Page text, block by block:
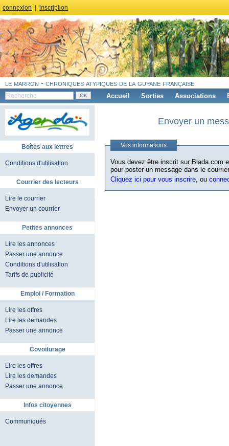
connexion inscription
le marron - chroniques atypiques de la guyane française
Accueil Sorties Associations
Boîtes aux lettres
Conditions d'utilisation
Courrier des lecteurs
Lire le courrier
Envoyer un courrier
Petites annonces
Lire les annonces
Passer une annonce
Conditions d'utilisation
Tarifs de publicité
Emploi / Formation
Lire les offres
Lire les demandes
Passer une annonce
Covoiturage
Lire les offres
Lire les demandes
Passer une annonce
Infos citoyennes
Communiqués
Envoyer un
Vos informations
Vous devez être inscrit sur Blada.com
pour poster un message dans le
Cliquez ici pour vous inscrire, ou